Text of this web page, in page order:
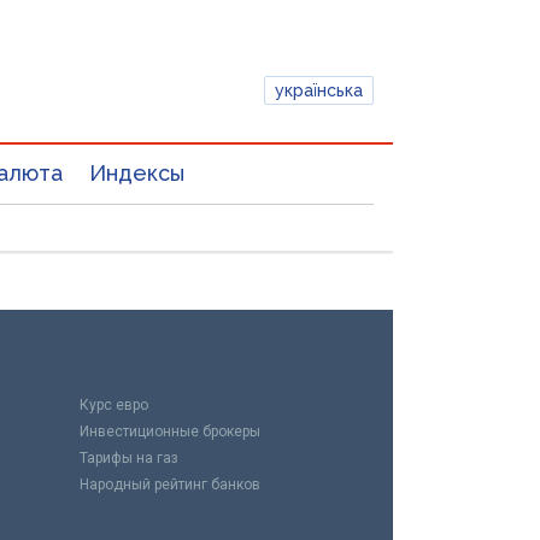
українська
Индексы
Курс евро
Инвестиционные брокеры
Тарифы на газ
Народный рейтинг банков